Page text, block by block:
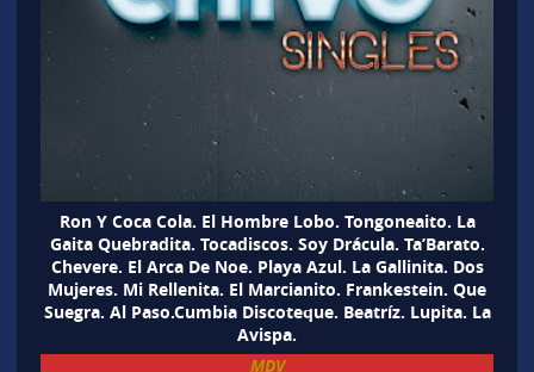
Ron Y Coca Cola. El Hombre Lobo. Tongoneaito. La
Gaita Quebradita. Tocadiscos. Soy Drácula. Ta’Barato.
Chevere. El Arca De Noe. Playa Azul. La Gallinita. Dos
Mujeres. Mi Rellenita. El Marcianito. Frankestein. Que
Suegra. Al Paso.Cumbia Discoteque. Beatríz. Lupita. La
Avispa.
MDV